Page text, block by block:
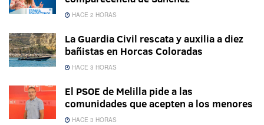
HACE 2 HORAS
La Guardia Civil rescata y auxilia a diez
bañistas en Horcas Coloradas
HACE 3 HORAS
El PSOE de Melilla pide a las
comunidades que acepten a los menores
HACE 3 HORAS